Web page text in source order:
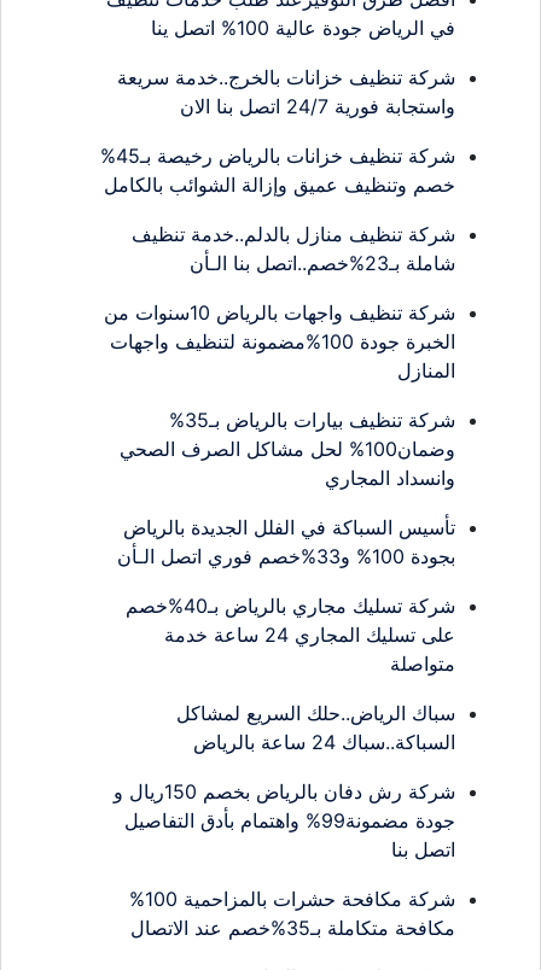
في الرياض جودة عالية 100% اتصل ينا
شركة تنظيف خزانات بالخرج..خدمة سريعة
واستجابة فورية 24/7 اتصل بنا الان
شركة تنظيف خزانات بالرياض رخيصة بـ45%
خصم وتنظيف عميق وإزالة الشوائب بالكامل
شركة تنظيف منازل بالدلم..خدمة تنظيف
شاملة بـ23%خصم..اتصل بنا الـأن
شركة تنظيف واجهات بالرياض 10سنوات من
الخبرة جودة 100%مضمونة لتنظيف واجهات
المنازل
شركة تنظيف بيارات بالرياض بـ35%
وضمان100% لحل مشاكل الصرف الصحي
وانسداد المجاري
تأسيس السباكة في الفلل الجديدة بالرياض
بجودة 100% و33%خصم فوري اتصل الـأن
شركة تسليك مجاري بالرياض بـ40%خصم
على تسليك المجاري 24 ساعة خدمة
متواصلة
سباك الرياض..حلك السريع لمشاكل
السباكة..سباك 24 ساعة بالرياض
شركة رش دفان بالرياض بخصم 150ريال و
جودة مضمونة99% واهتمام بأدق التفاصيل
اتصل بنا
شركة مكافحة حشرات بالمزاحمية 100%
مكافحة متكاملة بـ35%خصم عند الاتصال